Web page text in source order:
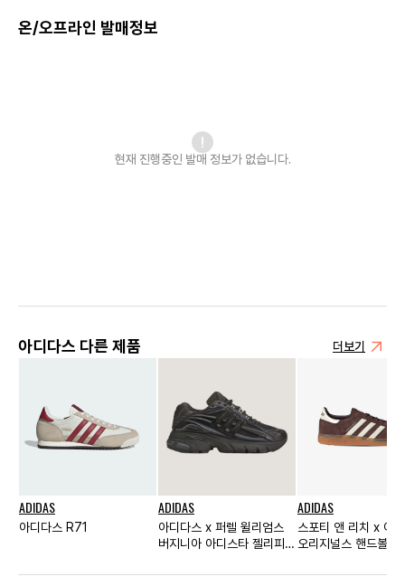
온/오프라인 발매정보
현재 진행중인 발매 정보가 없습니다.
아디다스 다른 제품 더보기
ADIDAS
아디다스 R71
ADIDAS
아디다스 x 퍼렐 윌리엄스
버지니아 아디스타 젤리피쉬
ADIDAS
스포티 앤 리치 x 아
오리지널스 핸드볼